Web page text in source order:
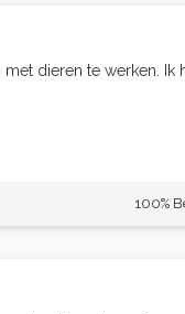
dieren te werken. Ik
100%